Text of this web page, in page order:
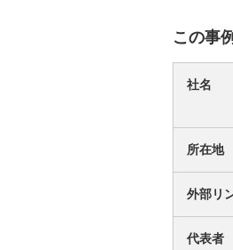
この事
社名
所在地
外部リ
代表者